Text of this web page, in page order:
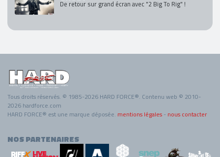
De retour sur grand écran avec "2 Big To Rig" !
Tous droits réservés. © 1985-2026 HARD FORCE®. Contenu web © 2010-
2026 hardforce.com
HARD FORCE® est une marque déposée. mentions légales - nous contacter
NOS PARTENAIRES